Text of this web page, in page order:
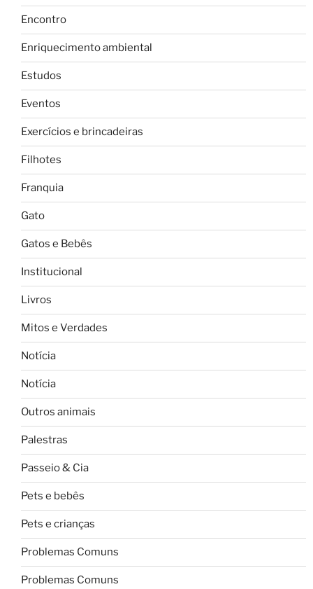
Encontro
Enriquecimento ambiental
Estudos
Eventos
Exercícios e brincadeiras
Filhotes
Franquia
Gato
Gatos e Bebês
Institucional
Livros
Mitos e Verdades
Notícia
Notícia
Outros animais
Palestras
Passeio & Cia
Pets e bebês
Pets e crianças
Problemas Comuns
Problemas Comuns